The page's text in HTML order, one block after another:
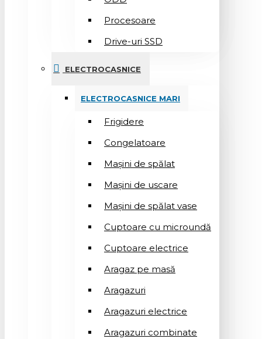
Procesoare
Drive-uri SSD
ELECTROCASNICE
ELECTROCASNICE MARI
Frigidere
Congelatoare
Mașini de spălat
Mașini de uscare
Mașini de spălat vase
Cuptoare cu microundă
Cuptoare electrice
Aragaz pe masă
Aragazuri
Aragazuri electrice
Aragazuri combinate